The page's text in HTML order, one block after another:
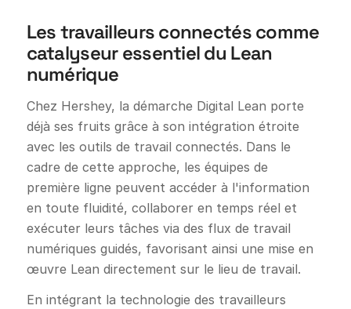
Les travailleurs connectés comme
catalyseur essentiel du Lean
numérique
Chez Hershey, la démarche Digital Lean porte
déjà ses fruits grâce à son intégration étroite
avec les outils de travail connectés. Dans le
cadre de cette approche, les équipes de
première ligne peuvent accéder à l'information
en toute fluidité, collaborer en temps réel et
exécuter leurs tâches via des flux de travail
numériques guidés, favorisant ainsi une mise en
œuvre Lean directement sur le lieu de travail.
En intégrant la technologie des travailleurs